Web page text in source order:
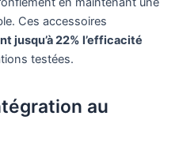
Ces accessoires
jusqu’à 22% l’efficacité
testées.
au